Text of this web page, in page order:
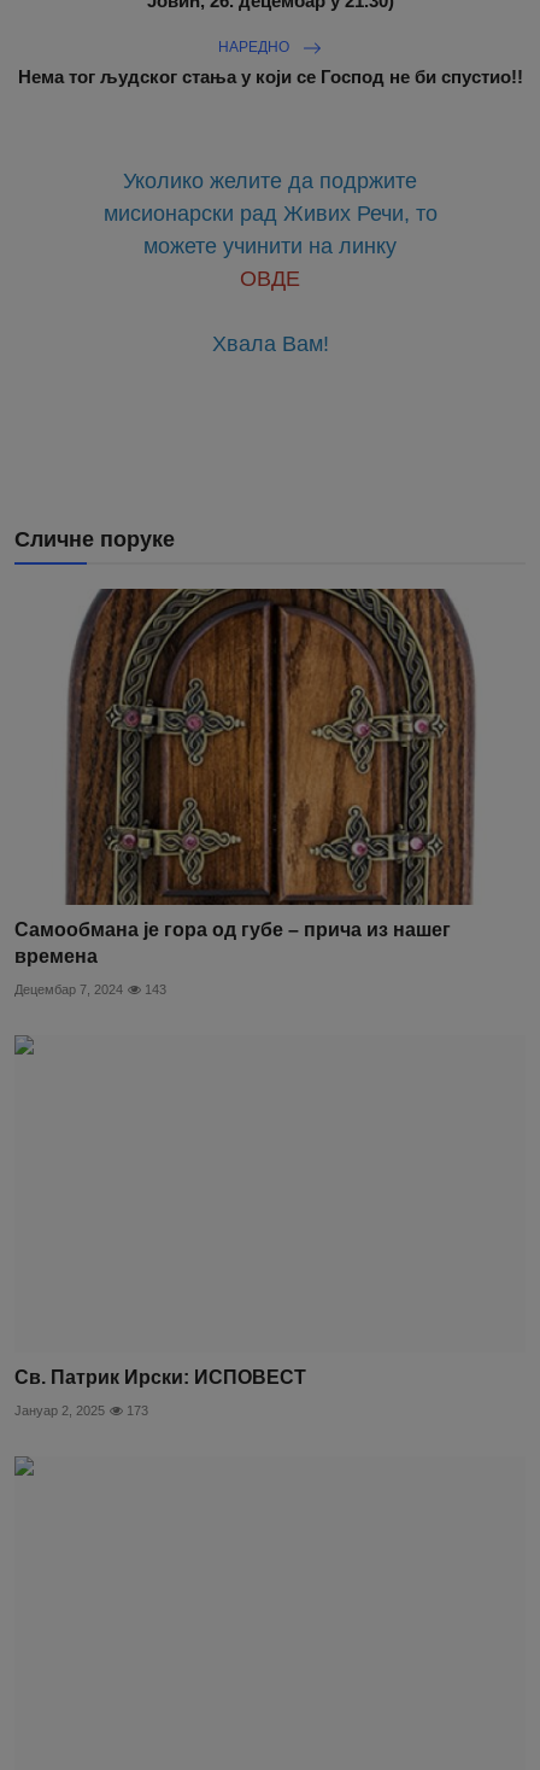
НАРЕДНО
Нема тог људског стања у који се Господ не би спустио!!
Уколико желите да подржите
мисионарски рад Живих Речи, то
можете учинити на линку
ОВДЕ
Хвала Вам!
Сличне поруке
Самообмана је гора од губе – прича из нашег
времена
Децембар 7, 2024 143
Св. Патрик Ирски: ИСПОВЕСТ
Јануар 2, 2025 173